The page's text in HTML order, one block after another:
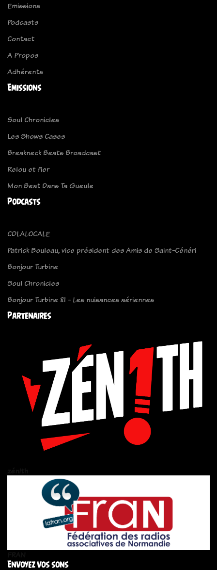
Emissions
Podcasts
Contact
A Propos
Adhérents
Emissions
Soul Chronicles
Les Shows Cases
Breakneck Beats Broadcast
Relou et fier
Mon Beat Dans Ta Gueule
Podcasts
CDLALOCALE
Patrick Bouleau, vice président des Amis de Saint-Cénéri
Bonjour Turbine
Soul Chronicles
Bonjour Turbine 81 - Les nuisances aériennes
Partenaires
Envoyez vos sons